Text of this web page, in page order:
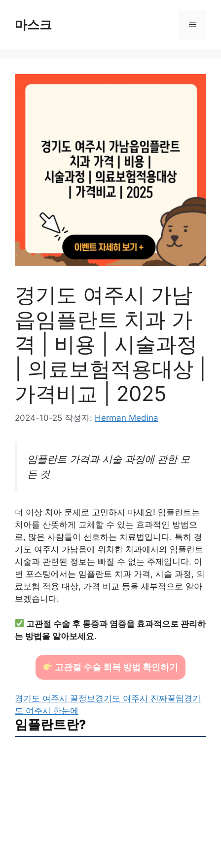
마스크 메
경기도 여주시 가남
읍임플란트 치과 가
격 | 비용 | 시술과정
| 의료보험적용대상 |
가격비교 | 2025
2024-10-25 작성자: Herman Medina
임플란트 가격과 시술 과정에 관한 모
든 것
더 이상 치아 문제로 고민하지 마세요! 임플란트는
치아를 산뜻하게 교체할 수 있는 효과적인 방법으
로, 많은 사람들이 선호하는 치료법입니다. 특히 경
기도 여주시 가남읍에 위치한 치과에서의 임플란트
시술과 관련된 정보는 빠질 수 없는 주제입니다. 이
번 포스팅에서는 임플란트 치과 가격, 시술 과정, 의
료보험 적용 대상, 가격 비교 등을 세부적으로 알아
보겠습니다.
고관절 수술 후 통증과 염증을 효과적으로 관리하
는 방법을 알아보세요.
고관절 수술 회복 방법 확인하기
경기도 여주시 꿀정보 경기도 여주시 진짜꿀팁경기
도 여주시 한눈에
임플란트란?